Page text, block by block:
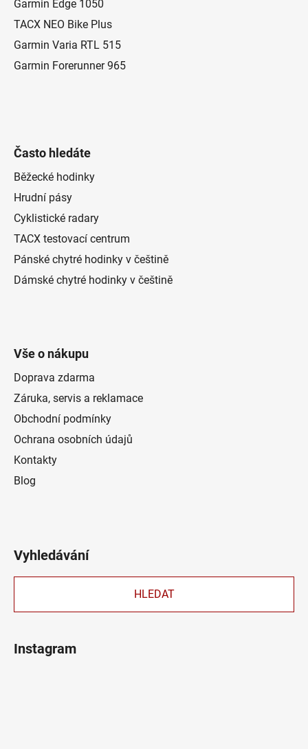
Garmin Edge 1050
TACX NEO Bike Plus
Garmin Varia RTL 515
Garmin Forerunner 965
Často hledáte
Běžecké hodinky
Hrudní pásy
Cyklistické radary
TACX testovací centrum
Pánské chytré hodinky v češtině
Dámské chytré hodinky v češtině
Vše o nákupu
Doprava zdarma
Záruka, servis a reklamace
Obchodní podmínky
Ochrana osobních údajů
Kontakty
Blog
Vyhledávání
HLEDAT
Instagram